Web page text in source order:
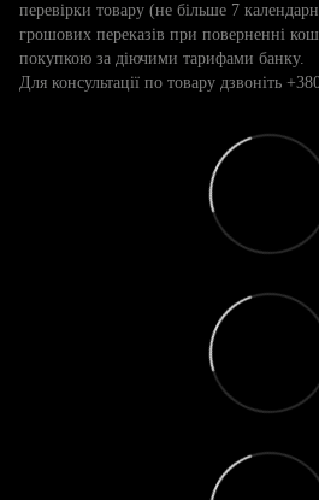
перевірки товару (не більше 7
грошових переказів при поверненні
покупкою за діючими тарифами банку.
Для консультації по товару дзвоніть